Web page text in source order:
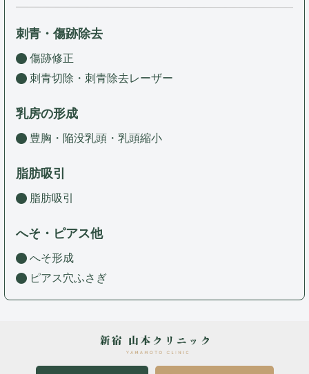
刺青・傷跡除去
傷跡修正
刺青切除・刺青除去レーザー
乳房の形成
豊胸・陥没乳頭・乳頭縮小
脂肪吸引
脂肪吸引
へそ・ピアス他
へそ形成
ピアス穴ふさぎ